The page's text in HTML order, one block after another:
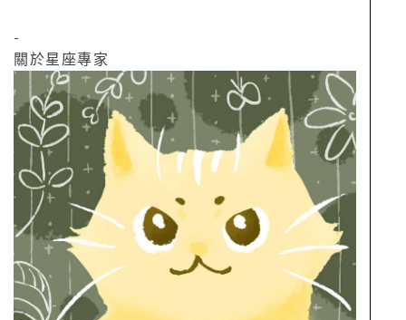
-
關於星座專家